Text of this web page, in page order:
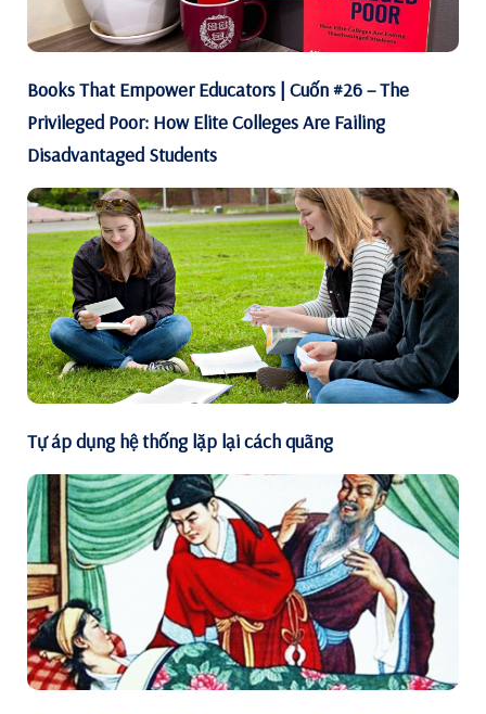
Books That Empower Educators | Cuốn #26 – The
Privileged Poor: How Elite Colleges Are Failing
Disadvantaged Students
Tự áp dụng hệ thống lặp lại cách quãng